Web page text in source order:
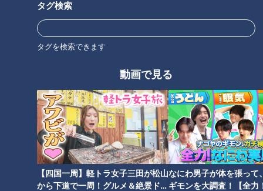
タグ検索
タグを検索できます
動画で見る
【四国一周】軽トラ女子三田が松山
から下道で一周！グルメ＆絶景ドラ
なにわ男子が体を張って
ギモンを大調査！【全力
早速いただくと、「クロワッサンに近いようなパン生地。中の
クリームは軽くて、フワッフワッとしています」と加藤アナ。
『ヤマトパン』は、学校給食なども手掛ける地元のパンメーカ
ーで、毎日２０種類ほどのパンを朝から焼き上げます。『たけ
の子パン』は油少なめの生地を何層にも重ねたデニッシュを、